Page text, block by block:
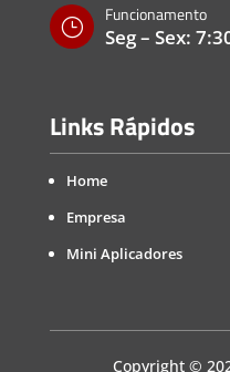
}
Funcionamento
Seg – Sex:
Links Rápidos
Home
Empresa
Mini Aplicadores
Copyright ©